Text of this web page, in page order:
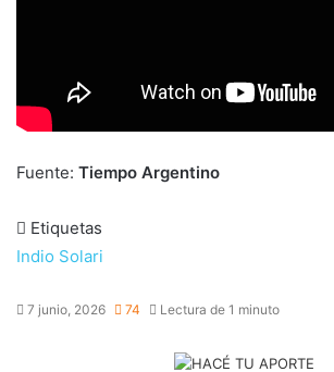
Fuente: Tiempo Argentino
Etiquetas
Indio Solari
7 junio, 2026 74 Lectura de 1 minuto